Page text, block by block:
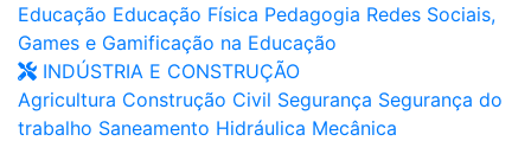
Educação Educação Física Pedagogia Redes Sociais,
Games e Gamificação na Educação
INDÚSTRIA E CONSTRUÇÃO
Agricultura Construção Civil Segurança Segurança do
trabalho Saneamento Hidráulica Mecânica